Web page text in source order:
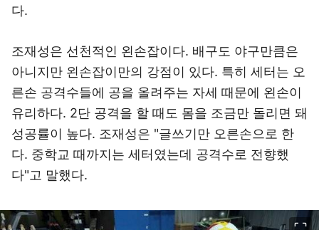
다.
조재성은 선천적인 왼손잡이다. 배구도 야구만큼은
아니지만 왼손잡이만의 강점이 있다. 특히 세터는 오
른손 공격수들에 공을 올려주는 자세 때문에 왼손이
유리하다. 2단 공격을 할 때도 몸을 조금만 돌리면 돼
성공률이 높다. 조재성은 "글쓰기만 오른손으로 한
다. 중학교 때까지는 세터였는데 공격수로 전향했
다"고 말했다.